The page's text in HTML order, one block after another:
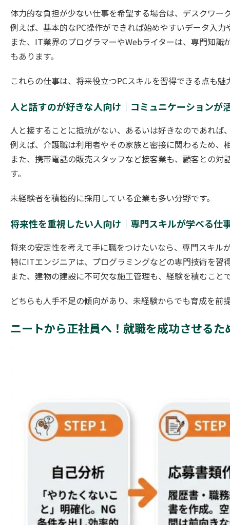
体力的な負担が少ない仕事を希望する場合は、デスクワー
例えば、基本的なPC操作ができれば始めやすいデータ入
また、IT業界のプログラマーやWebライターは、専門知
もあります。
これらの仕事は、将来役立つPCスキルを習得できる点も魅
人と話すのが好きな人向け｜コミュニケーションが
人と接することに抵抗がない、あるいは好きなのであれ
例えば、介護職は利用者やその家族と密接に関わるため、
また、携帯電話の販売スタッフなど接客業も、顧客との
す。
未経験者を積極的に採用している企業も多い分野です。
将来性を重視したい人向け｜専門スキルが学べる仕
将来の安定性を考えて手に職をつけたいなら、専門スキル
特にITエンジニアは、プログラミングなどの専門技術を
また、建物の建設に不可欠な施工管理も、経験を積むこ
どちらも人手不足の傾向があり、未経験からでも育成を前
ニートから正社員へ！就職を成功させる